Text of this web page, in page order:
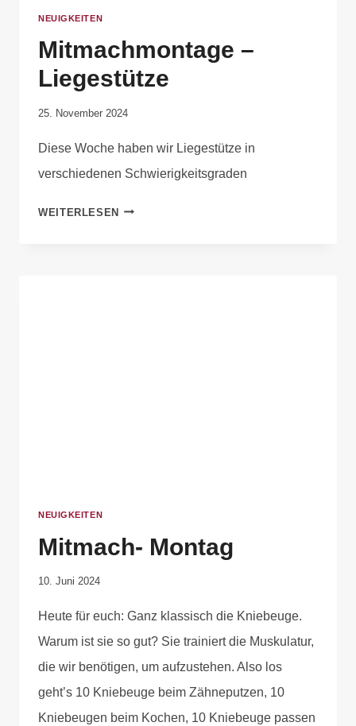
NEUIGKEITEN
Mitmachmontage –
Liegestütze
Von
Krause
25. November 2024
Diese Woche haben wir Liegestütze in
verschiedenen Schwierigkeitsgraden
WEITERLESEN
NEUIGKEITEN
Mitmach- Montag
Von
Krause
10. Juni 2024
Heute für euch: Ganz klassisch die Kniebeuge.
Warum ist sie so gut? Sie trainiert die Muskulatur,
die wir benötigen, um aufzustehen. Also los
geht’s 10 Kniebeuge beim Zähneputzen, 10
Kniebeugen beim Kochen, 10 Kniebeuge passen